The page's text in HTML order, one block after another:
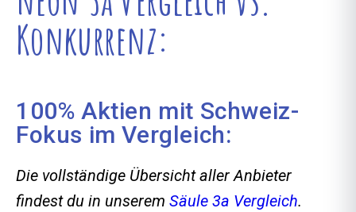
Konkurrenz:
100% Aktien mit Schweiz-
Fokus im Vergleich:
Die vollständige Übersicht aller Anbieter
findest du in unserem Säule 3a Vergleich.